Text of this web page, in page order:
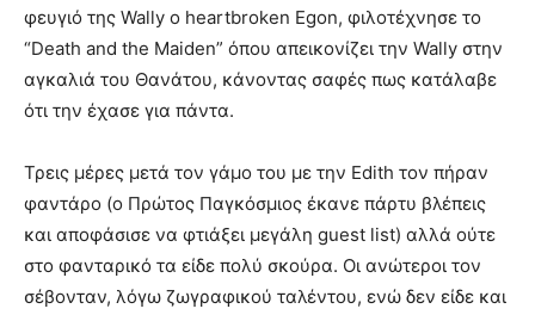
φευγιό της Wally ο heartbroken Egon, φιλοτέχνησε το
“Death and the Maiden” όπου απεικονίζει την Wally στην
αγκαλιά του Θανάτου, κάνοντας σαφές πως κατάλαβε
ότι την έχασε για πάντα.
Τρεις μέρες μετά τον γάμο του με την Edith τον πήραν
φαντάρο (o Πρώτος Παγκόσμιος έκανε πάρτυ βλέπεις
και αποφάσισε να φτιάξει μεγάλη guest list) αλλά ούτε
στο φανταρικό τα είδε πολύ σκούρα. Οι ανώτεροι τον
σέβονταν, λόγω ζωγραφικού ταλέντου, ενώ δεν είδε και